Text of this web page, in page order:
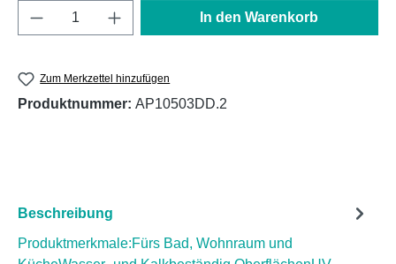
Produkt Anzahl: Gib den gewünschten
In den Warenkorb
Zum Merkzettel hinzufügen
Produktnummer: AP10503DD.2
Beschreibung
Produktmerkmale:Fürs Bad, Wohnraum und